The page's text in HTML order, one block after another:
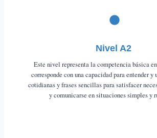
Nivel A2
Este nivel representa la competencia básica
corresponde con una capacidad para entender y
cotidianas y frases sencillas para satisfacer
y comunicarse en situaciones simples y